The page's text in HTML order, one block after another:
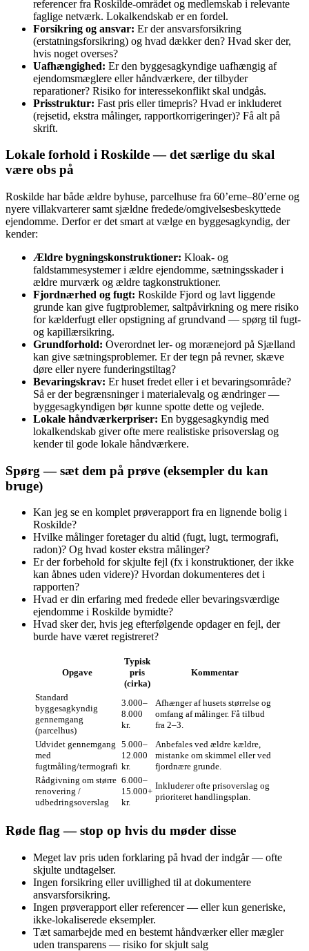
referencer fra Roskilde-området og medlemskab i relevante
faglige netværk. Lokalkendskab er en fordel.
Forsikring og ansvar: Er der ansvarsforsikring
(erstatningsforsikring) og hvad dækker den? Hvad sker der,
hvis noget overses?
Uafhængighed: Er den byggesagkyndige uafhængig af
ejendomsmæglere eller håndværkere, der tilbyder
reparationer? Risiko for interessekonflikt skal undgås.
Prisstruktur: Fast pris eller timepris? Hvad er inkluderet
(rejsetid, ekstra målinger, rapportkorrigeringer)? Få alt på
skrift.
Lokale forhold i Roskilde — det særlige du skal
være obs på
Roskilde har både ældre byhuse, parcelhuse fra 60’erne–80’erne og
nyere villakvarterer samt sjældne fredede/omgivelsesbeskyttede
ejendomme. Derfor er det smart at vælge en byggesagkyndig, der
kender:
Ældre bygningskonstruktioner: Kloak- og
faldstammesystemer i ældre ejendomme, sætningsskader i
ældre murværk og ældre tagkonstruktioner.
Fjordnærhed og fugt: Roskilde Fjord og lavt liggende
grunde kan give fugtproblemer, saltpåvirkning og mere risiko
for kælderfugt eller opstigning af grundvand — spørg til fugt-
og kapillær­sikring.
Grundforhold: Overordnet ler- og morænejord på Sjælland
kan give sætningsproblemer. Er der tegn på revner, skæve
døre eller nyere funderingstiltag?
Bevaringskrav: Er huset fredet eller i et bevaringsområde?
Så er der begrænsninger i materialevalg og ændringer —
byggesagkyndigen bør kunne spotte dette og vejlede.
Lokale håndværkerpriser: En byggesagkyndig med
lokalkendskab giver ofte mere realistiske prisoverslag og
kender til gode lokale håndværkere.
Spørg — sæt dem på prøve (eksempler du kan
bruge)
Kan jeg se en komplet prøve­rapport fra en lignende bolig i
Roskilde?
Hvilke målinger foretager du altid (fugt, lugt, termografi,
radon)? Og hvad koster ekstra målinger?
Er der forbehold for skjulte fejl (fx i konstruktioner, der ikke
kan åbnes uden videre)? Hvordan dokumenteres det i
rapporten?
Hvad er din erfaring med fredede eller bevaringsværdige
ejendomme i Roskilde bymidte?
Hvad sker der, hvis jeg efterfølgende opdager en fejl, der
burde have været registreret?
Opgave
Typisk
pris
(cirka)
Kommentar
Standard
byggesagkyndig
gennemgang
(parcelhus)
3.000–
8.000
kr.
Afhænger af husets størrelse og
omfang af målinger. Få tilbud
fra 2–3.
Udvidet gennemgang
med
fugtmåling/termografi
5.000–
12.000
kr.
Anbefales ved ældre kældre,
mistanke om skimmel eller ved
fjordnære grunde.
Rådgivning om større
renovering /
udbedringsoverslag
6.000–
15.000+
kr.
Inkluderer ofte prisoverslag og
prioriteret handlingsplan.
Røde flag — stop op hvis du møder disse
Meget lav pris uden forklaring på hvad der indgår — ofte
skjulte undtagelser.
Ingen forsikring eller uvillighed til at dokumentere
ansvarsforsikring.
Ingen prøve­rapport eller referencer — eller kun generiske,
ikke-lokaliserede eksempler.
Tæt samarbejde med en bestemt håndværker eller mægler
uden transparens — risiko for skjult salg